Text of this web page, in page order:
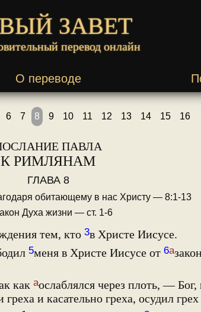
ЗАВЕТ
перевод онлайн
О переводе
6 7 8 9 10 11 12 13 14 15 16
ПАВЛА
К РИМЛЯНАМ
ГЛАВА 8
обитающему в нас Христу — 8:1-13
Духа жизни — ст. 1-6
тем, кто 3в Христе Иисусе.
5меня в Христе Иисусе от 6а
как аослаблялся через плоть, — Бог,
и касательно греха, осудил